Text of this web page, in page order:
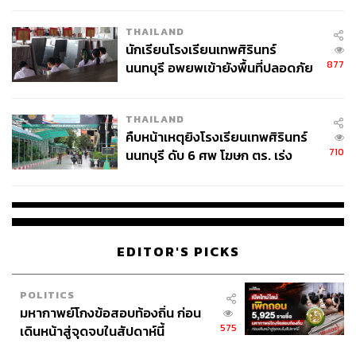
THAILAND
นักเรียนโรงเรียนเทพศิรินทร์
นนทบุรี อพยพเข้ายังพื้นที่ปลอดภัย
877
THAILAND
คืบหน้าเหตุยิงโรงเรียนเทพศิรินทร์
นนทบุรี ดับ 6 ศพ โฆษก ตร. เร่ง
710
EDITOR'S PICKS
POLITICS
มหากาพย์โกงข้อสอบท้องถิ่น ก่อน
เดินหน้าสู่จุดจบในสัปดาห์นี้
575